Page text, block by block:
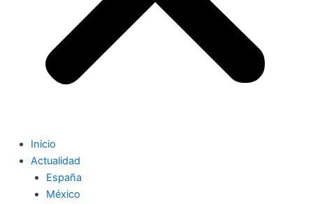
Inicio
Actualidad
España
México